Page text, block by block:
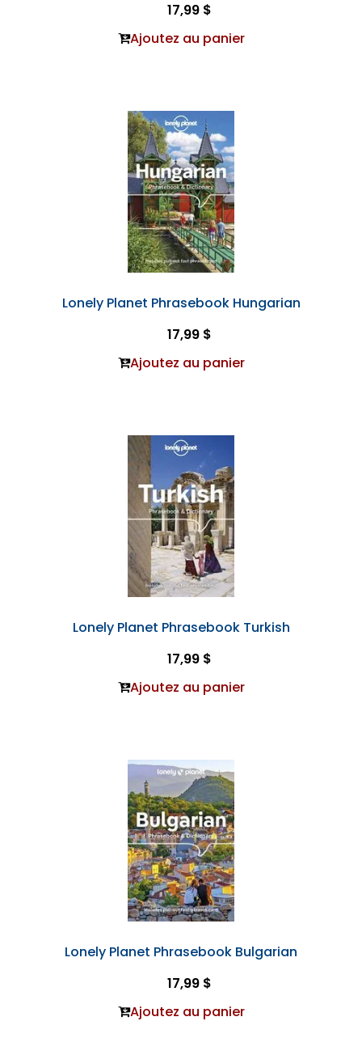
17,99 $
Ajoutez au panier
Lonely Planet Phrasebook Hungarian
17,99 $
Ajoutez au panier
Lonely Planet Phrasebook Turkish
17,99 $
Ajoutez au panier
Lonely Planet Phrasebook Bulgarian
17,99 $
Ajoutez au panier